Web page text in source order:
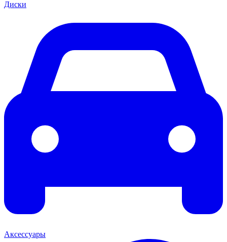
Диски
Аксессуары